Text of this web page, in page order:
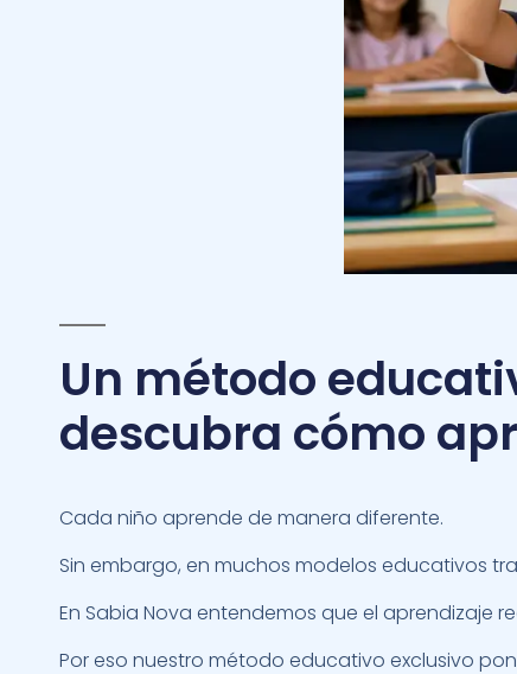
Un método
descubra cómo
Cada niño aprende de manera diferente.
Sin embargo, en muchos modelos educativos
En Sabia Nova entendemos que el aprendizaje
Por eso nuestro método educativo exclusivo